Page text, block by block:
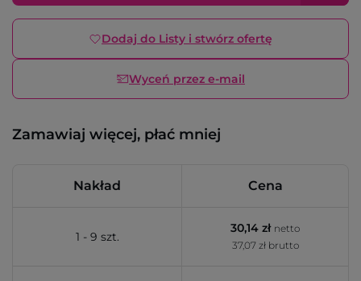
Dodaj do Listy i stwórz ofertę
Wyceń przez e-mail
Zamawiaj więcej, płać mniej
Nakład Cena
1 - 9 szt.
30,14 zł netto
37,07 zł brutto